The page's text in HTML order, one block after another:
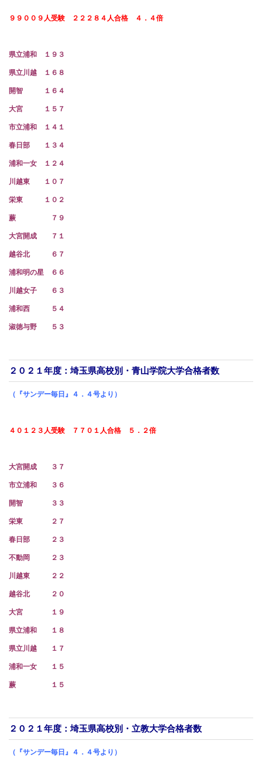
９９００９人受験 ２２２８４人合格 ４．４倍
県立浦和 １９３
県立川越 １６８
開智 １６４
大宮 １５７
市立浦和 １４１
春日部 １３４
浦和一女 １２４
川越東 １０７
栄東 １０２
蕨 ７９
大宮開成 ７１
越谷北 ６７
浦和明の星 ６６
川越女子 ６３
浦和西 ５４
淑徳与野 ５３
２０２１年度：埼玉県高校別・青山学院大学合格者数
（『サンデー毎日』４．４号より）
４０１２３人受験 ７７０１人合格 ５．２倍
大宮開成 ３７
市立浦和 ３６
開智 ３３
栄東 ２７
春日部 ２３
不動岡 ２３
川越東 ２２
越谷北 ２０
大宮 １９
県立浦和 １８
県立川越 １７
浦和一女 １５
蕨 １５
２０２１年度：埼玉県高校別・立教大学合格者数
（『サンデー毎日』４．４号より）